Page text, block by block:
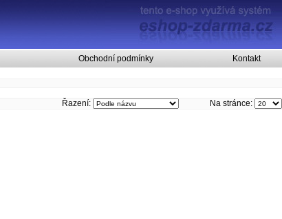
Obchodní podmínky Kontakt
Řazení:
Na stránce: